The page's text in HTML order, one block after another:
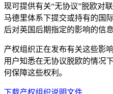
现可提供有关“无协议”脱欧对
马德里体系下提交或持有的国
后对英国后期指定的影响的信息
产权组织正在发布有关这些影
用户知悉在无协议脱欧的情况
何保障这些权利。
下载产权组织说明文件